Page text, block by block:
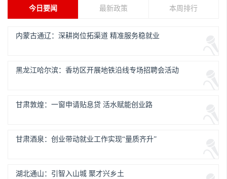
今日要闻 最新政策 本周排行
内蒙古通辽：深耕岗位拓渠道 精准服务稳就业
黑龙江哈尔滨：香坊区开展地铁沿线专场招聘会活动
甘肃敦煌：一窗申请贴息贷 活水赋能创业路
甘肃酒泉：创业带动就业工作实现“量质齐升”
湖北通山：引智入山城 聚才兴乡土